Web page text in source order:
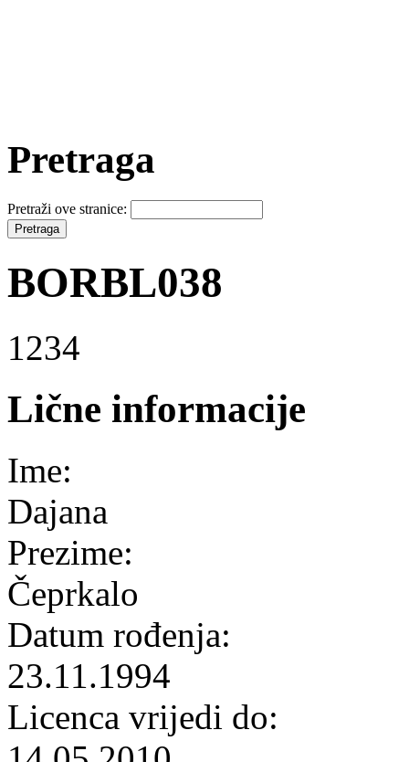
Pretraga
Pretraži ove stranice:
BORBL038
1234
Lične informacije
Ime:
Dajana
Prezime:
Čeprkalo
Datum rođenja:
23.11.1994
Licenca vrijedi do: